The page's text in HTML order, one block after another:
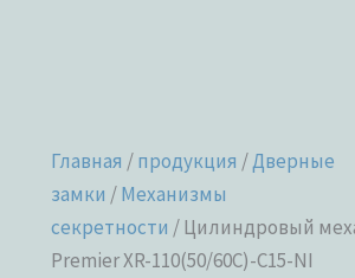
Главная /продукция /Дверные
замки /Механизмы
секретности / Цилиндровый
Premier XR-110(50/60C)-C15-NI